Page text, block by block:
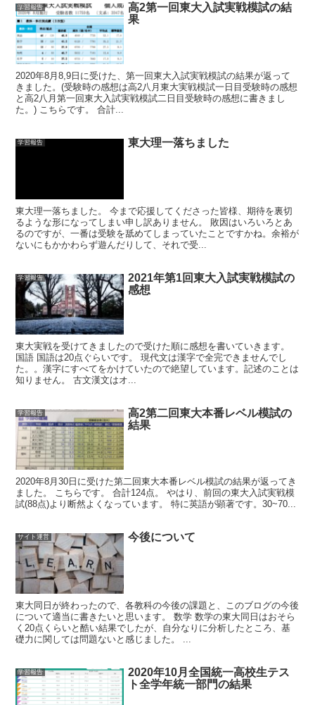
学習報告
高2第一回東大入試実戦模試の結
果
2020年8月8,9日に受けた、第一回東大入試実戦模試の結果が返って
きました。(受験時の感想は高2八月東大実戦模試一日目受験時の感想
と高2八月第一回東大入試実戦模試二日目受験時の感想に書きまし
た。) こちらです。 合計...
学習報告 東大理一落ちました
東大理一落ちました。 今まで応援してくださった皆様、期待を裏切
るような形になってしまい申し訳ありません。 敗因はいろいろとあ
るのですが、一番は受験を舐めてしまっていたことですかね。余裕が
ないにもかかわらず遊んだりして、それで受...
学習報告
2021年第1回東大入試実戦模試の
感想
東大実戦を受けてきましたので受けた順に感想を書いていきます。
国語 国語は20点ぐらいです。 現代文は漢字で全完できませんでし
た。。漢字にすべてをかけていたので絶望しています。記述のことは
知りません。 古文漢文はオ...
学習報告
高2第二回東大本番レベル模試の
結果
2020年8月30日に受けた第二回東大本番レベル模試の結果が返ってき
ました。 こちらです。 合計124点。 やはり、前回の東大入試実戦模
試(88点)より断然よくなっています。 特に英語が顕著です。30~70...
サイト運営 今後について
東大同日が終わったので、各教科の今後の課題と、このブログの今後
について適当に書きたいと思います。 数学 数学の東大同日はおそら
く20点くらいと酷い結果でしたが、自分なりに分析したところ、基
礎力に関しては問題ないと感じました。 ...
学習報告
2020年10月全国統一高校生テス
ト全学年統一部門の結果